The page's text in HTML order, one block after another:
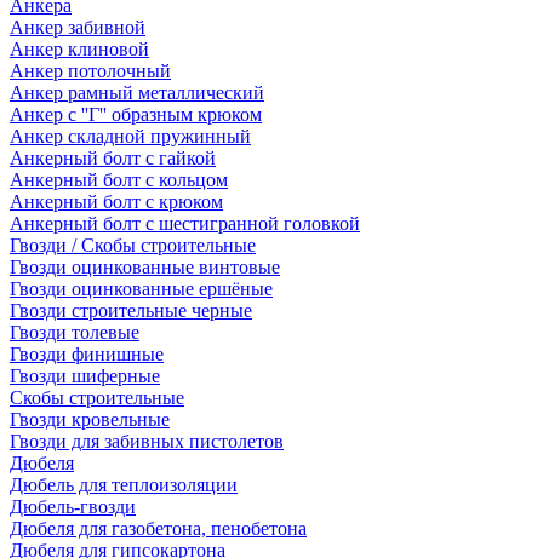
Анкера
Анкер забивной
Анкер клиновой
Анкер потолочный
Анкер рамный металлический
Анкер с ''Г'' образным крюком
Анкер складной пружинный
Анкерный болт с гайкой
Анкерный болт с кольцом
Анкерный болт с крюком
Анкерный болт с шестигранной головкой
Гвозди / Скобы строительные
Гвозди оцинкованные винтовые
Гвозди оцинкованные ершёные
Гвозди строительные черные
Гвозди толевые
Гвозди финишные
Гвозди шиферные
Скобы строительные
Гвозди кровельные
Гвозди для забивных пистолетов
Дюбеля
Дюбель для теплоизоляции
Дюбель-гвозди
Дюбеля для газобетона, пенобетона
Дюбеля для гипсокартона